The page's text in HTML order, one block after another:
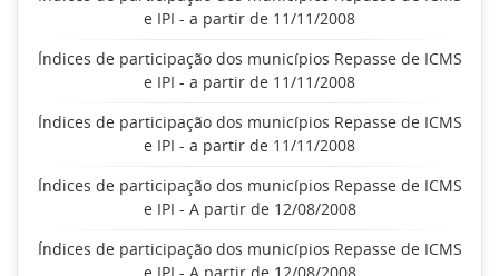
e IPI - a partir de 11/11/2008
Índices de participação dos municípios Repasse de ICMS
e IPI - a partir de 11/11/2008
Índices de participação dos municípios Repasse de ICMS
e IPI - a partir de 11/11/2008
Índices de participação dos municípios Repasse de ICMS
e IPI - A partir de 12/08/2008
Índices de participação dos municípios Repasse de ICMS